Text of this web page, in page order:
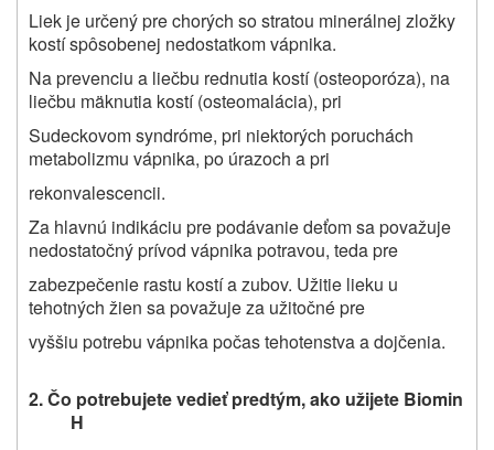
Liek je určený pre chorých so stratou minerálnej zložky
kostí spôsobenej nedostatkom vápnika.
Na prevenciu a liečbu rednutia kostí (osteoporóza), na
liečbu mäknutia kostí (osteomalácia), pri
Sudeckovom syndróme, pri niektorých poruchách
metabolizmu vápnika, po úrazoch a pri
rekonvalescencii.
Za hlavnú indikáciu pre podávanie deťom sa považuje
nedostatočný prívod vápnika potravou, teda pre
zabezpečenie rastu kostí a zubov. Užitie lieku u
tehotných žien sa považuje za užitočné pre
vyššiu potrebu vápnika počas tehotenstva a dojčenia.
2. Čo potrebujete vedieť predtým, ako užijete Biomin
H